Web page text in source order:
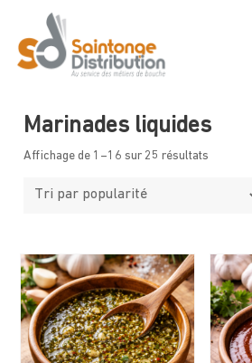
content
Boutique
Marinades
Marinades liquides
Affichage de 1–16 sur 25 résultats